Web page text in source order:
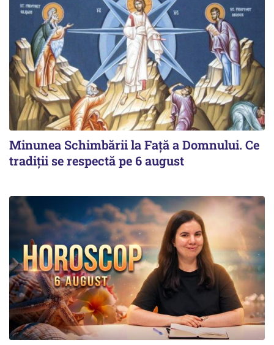
Minunea Schimbării la Față a Domnului. Ce
tradiții se respectă pe 6 august